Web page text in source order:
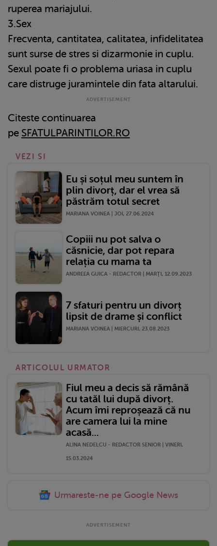
ruperea mariajului.
3.Sex
Frecventa, cantitatea, calitatea, infidelitatea
sunt surse de stres si dizarmonie in cuplu.
Sexul poate fi o problema uriasa in cuplu
care distruge juramintele din fata altarului.
Citeste continuarea
pe SFATULPARINTILOR.RO
VEZI SI
Eu și soțul meu suntem în
plin divorț, dar el vrea să
păstrăm totul secret
MARIANA VOINEA | JOI, 27.06.2024
Copiii nu pot salva o
căsnicie, dar pot repara
relația cu mama ta
ANDREEA GUICA - REDACTOR | MARŢI, 12.09.2023
7 sfaturi pentru un divorț
lipsit de drame și conflict
MARIANA VOINEA | MIERCURI, 23.08.2023
ARTICOLUL URMATOR
Fiul meu a decis să rămână
cu tatăl lui după divorț.
Acum îmi reproșează că nu
are camera lui la mine
acasă...
ALINA NEDELCU - REDACTOR SENIOR | VINERI,
15.03.2024
Urmareste-ne pe Google News